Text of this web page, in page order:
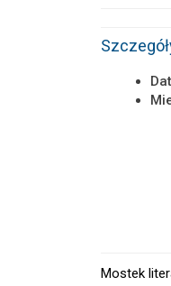
Mostek